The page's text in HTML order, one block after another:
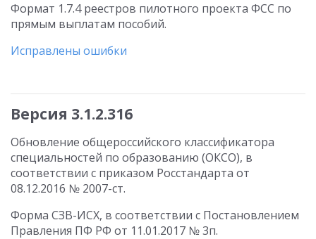
Формат 1.7.4 реестров пилотного проекта ФСС по
прямым выплатам пособий.
Исправлены ошибки
Версия 3.1.2.316
Обновление общероссийского классификатора
специальностей по образованию (ОКСО), в
соответствии с приказом Росстандарта от
08.12.2016 № 2007-ст.
Форма СЗВ-ИСХ, в соответствии с Постановлением
Правления ПФ РФ от 11.01.2017 № 3п.